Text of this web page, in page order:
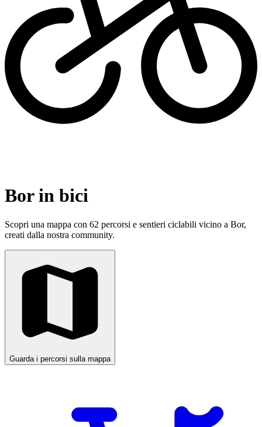
Bor in bici
Scopri una mappa con 62 percorsi e sentieri ciclabili vicino a Bor,
creati dalla nostra community.
Guarda i percorsi sulla mappa